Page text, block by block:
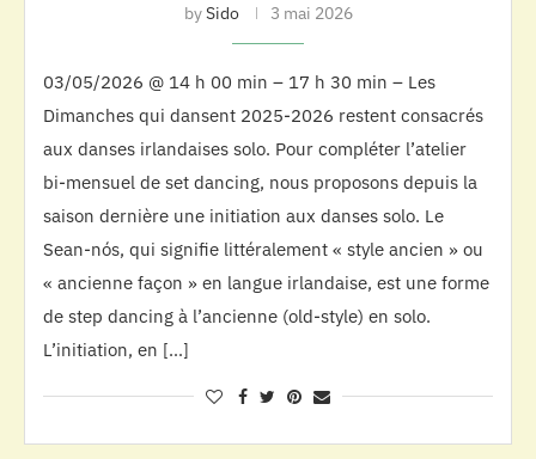
bySido 3 mai 2026
03/05/2026 @ 14 h 00 min – 17 h 30 min – Les
Dimanches qui dansent 2025-2026 restent consacrés
aux danses irlandaises solo. Pour compléter l’atelier
bi-mensuel de set dancing, nous proposons depuis la
saison dernière une initiation aux danses solo. Le
Sean-nós, qui signifie littéralement « style ancien » ou
« ancienne façon » en langue irlandaise, est une forme
de step dancing à l’ancienne (old-style) en solo.
L’initiation, en […]